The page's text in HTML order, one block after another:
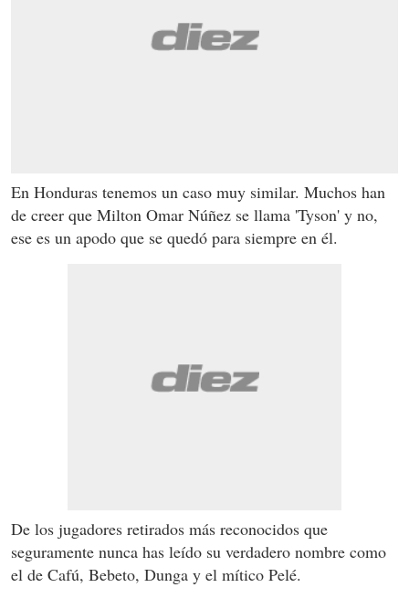
En Honduras tenemos un caso muy similar. Muchos han
de creer que Milton Omar Núñez se llama 'Tyson' y no,
ese es un apodo que se quedó para siempre en él.
De los jugadores retirados más reconocidos que
seguramente nunca has leído su verdadero nombre como
el de Cafú, Bebeto, Dunga y el mítico Pelé.